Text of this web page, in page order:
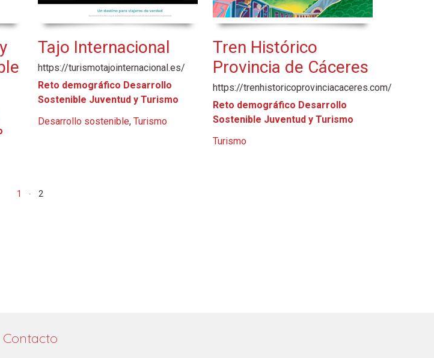
Tajo Internacional
https://turismotajointernacional.es/
Reto demográfico Desarrollo
Sostenible Juventud y Turismo
Desarrollo sostenible, Turismo
Tren Histórico
Provincia de Cáceres
https://trenhistoricoprovinciacaceres.com/
Reto demográfico Desarrollo
Sostenible Juventud y Turismo
Turismo
1 2
Contacto